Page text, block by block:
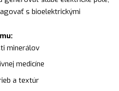
s bioelektrickými
minerálov
medicíne
a textúr